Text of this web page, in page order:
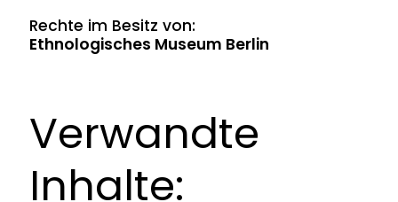
Rechte im Besitz von:
Ethnologisches Museum Berlin
Verwandte
Inhalte: